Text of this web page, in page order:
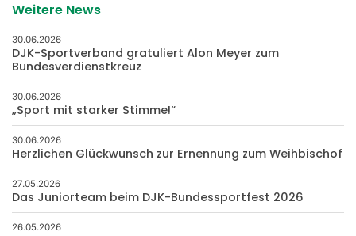
Weitere News
30.06.2026
DJK-Sportverband gratuliert Alon Meyer zum
Bundesverdienstkreuz
30.06.2026
„Sport mit starker Stimme!“
30.06.2026
Herzlichen Glückwunsch zur Ernennung zum Weihbischof
27.05.2026
Das Juniorteam beim DJK-Bundessportfest 2026
26.05.2026